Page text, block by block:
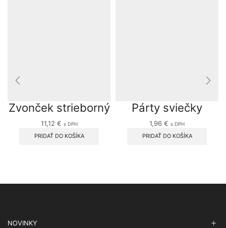
Zvonček strieborný
11,12 € s DPH
PRIDAŤ DO KOŠÍKA
Párty sviečky
1,96 € s DPH
PRIDAŤ DO KOŠÍKA
NOVINKY